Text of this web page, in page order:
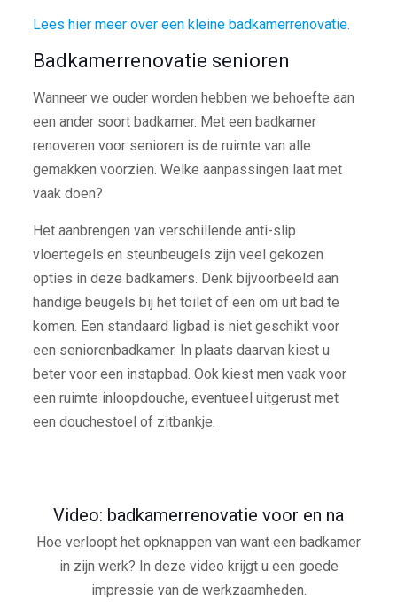
Lees hier meer over een kleine badkamerrenovatie.
Badkamerrenovatie senioren
Wanneer we ouder worden hebben we behoefte aan
een ander soort badkamer. Met een badkamer
renoveren voor senioren is de ruimte van alle
gemakken voorzien. Welke aanpassingen laat met
vaak doen?
Het aanbrengen van verschillende anti-slip
vloertegels en steunbeugels zijn veel gekozen
opties in deze badkamers. Denk bijvoorbeeld aan
handige beugels bij het toilet of een om uit bad te
komen. Een standaard ligbad is niet geschikt voor
een seniorenbadkamer. In plaats daarvan kiest u
beter voor een instapbad. Ook kiest men vaak voor
een ruimte inloopdouche, eventueel uitgerust met
een douchestoel of zitbankje.
Video: badkamerrenovatie voor en na
Hoe verloopt het opknappen van want een badkamer
in zijn werk? In deze video krijgt u een goede
impressie van de werkzaamheden.